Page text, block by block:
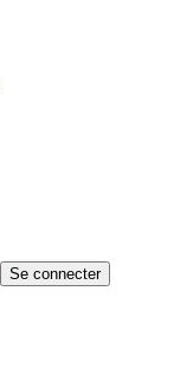
Se connecter